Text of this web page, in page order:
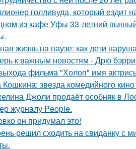
голливуда, который ездит
из кафе Уфы 33-летний
жизнь на паузе: как дети
к важным новостям - Дрю
фильма "Холоп" имя
звезда комедийного
Джоли продаёт особняк в
журналу People.
он придумал это!
решил сходить на свиданку с